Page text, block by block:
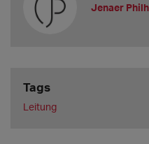
Jenaer
Tags
Leitung